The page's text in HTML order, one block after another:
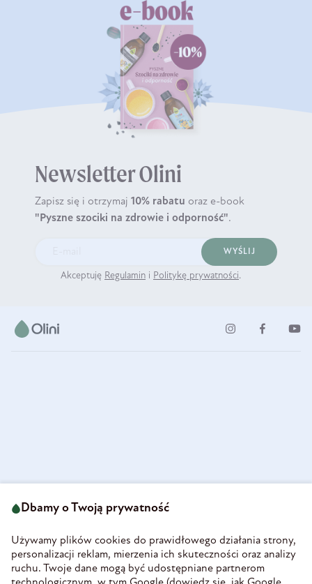
Newsletter Olini
Zapisz się i otrzymaj 10% rabatu oraz e-book
"Pyszne szociki na zdrowie i odporność".
WYŚLIJ
Akceptuję Regulamin i Politykę prywatności.
58-160 Świebodzice
REGON 890213034
INFORMACJE
Dbamy o Twoją prywatność
Używamy plików cookies do prawidłowego działania strony,
personalizacji reklam, mierzenia ich skuteczności oraz analizy
ruchu. Twoje dane mogą być udostępniane partnerom